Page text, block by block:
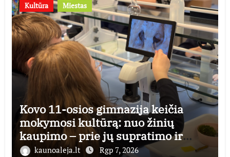
Kultūra Miestas
Kovo 11-osios gimnazija keičia
mokymosi kultūrą: nuo žinių
kaupimo – prie jų supratimo ir
taikymo
kaunoaleja.lt Rgp 7, 2026